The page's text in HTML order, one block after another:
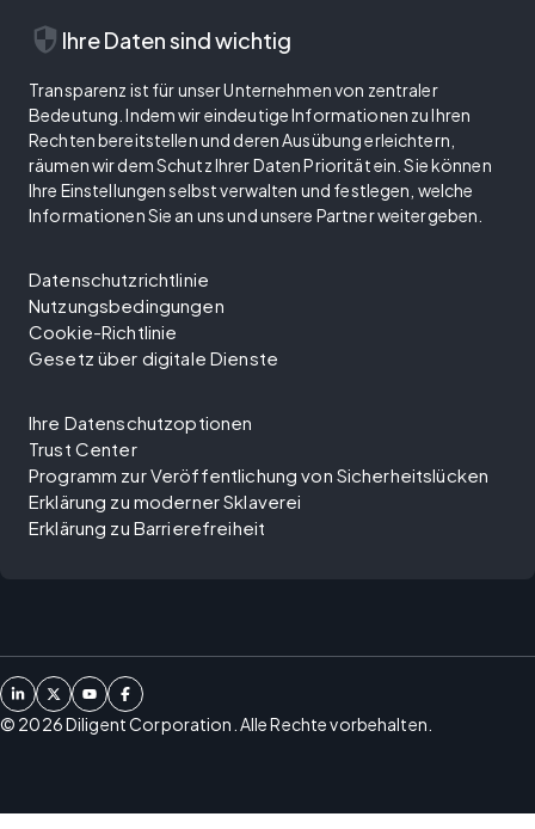
security Ihre Daten sind wichtig
Transparenz ist für unser Unternehmen von zentraler
Bedeutung. Indem wir eindeutige Informationen zu Ihren
Rechten bereitstellen und deren Ausübung erleichtern,
räumen wir dem Schutz Ihrer Daten Priorität ein. Sie können
Ihre Einstellungen selbst verwalten und festlegen, welche
Informationen Sie an uns und unsere Partner weitergeben.
Datenschutzrichtlinie
Nutzungsbedingungen
Cookie-Richtlinie
Gesetz über digitale Dienste
Ihre Datenschutzoptionen
Trust Center
Programm zur Veröffentlichung von Sicherheitslücken
Erklärung zu moderner Sklaverei
Erklärung zu Barrierefreiheit
© 2026Diligent Corporation. Alle Rechte vorbehalten.